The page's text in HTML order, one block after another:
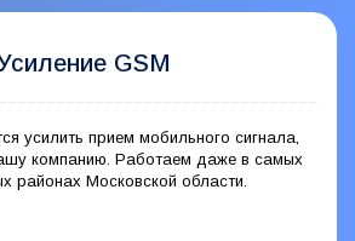
GSM
усилить прием мобильного сигнала,
компанию. Работаем даже в самых
районах Московской области.